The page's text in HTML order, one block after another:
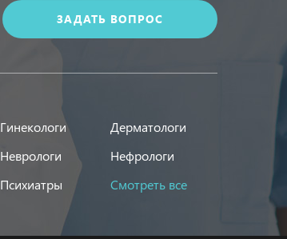
ЗАДАТЬ ВОПРОС
Гинекологи
Дерматологи
Неврологи
Нефрологи
Психиатры Смотреть все